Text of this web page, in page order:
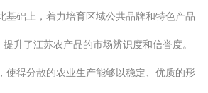
基础上，着力培育区域公共品牌和特色产品
升了江苏农产品的市场辨识度和信誉度。
使得分散的农业生产能够以稳定、优质的形